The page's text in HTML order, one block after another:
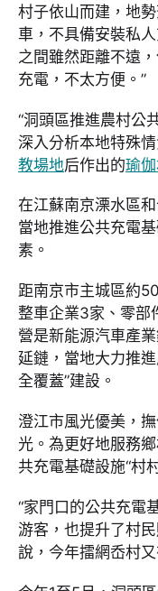
村子依山而建，地
車，不具備安裝私
之間雖然距離不遠
充電，不太方便。”
“洞頭區推進農村公
深入分析本地特殊
教場地后作出的瑜
在江蘇南京溧水區
當地推進公共充電
素。
距南京市主城區約
整車企業3家、零部
營是新能源汽車產
延鏈，當地大力推
全覆蓋”建設。
澄江市風光優美，
光。為更好地服務
共充電基礎設施“村
“家門口的公共充電
游客，也提升了村
說，今年擂網岙村